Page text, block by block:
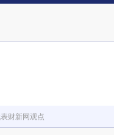
财新网观点